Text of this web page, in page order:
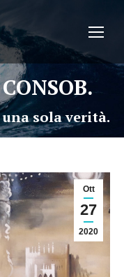
una sola verità.
Ott
27
2020